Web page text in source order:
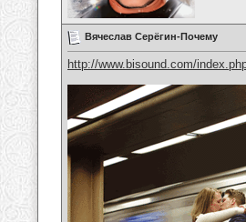
Вячеслав Серёгин-Почему
http://www.bisound.com/